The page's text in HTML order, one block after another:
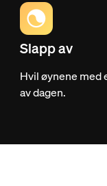
Slapp av
Hvil øynene med
av dagen.